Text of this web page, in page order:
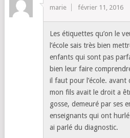
marie février 11, 2016
Les étiquettes qu’on le
l’école sais très bien
enfants qui sont pas
bien leur faire
il faut pour l’école. avant
mon fils avait le droit a
gosse, demeuré par ses
enseignants qui ont
ai parlé du diagnostic.